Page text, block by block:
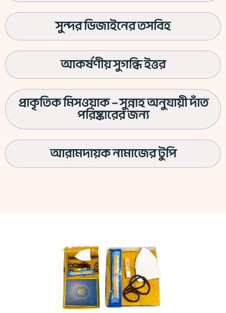
সুন্দর ডিজাইনের তসবিহ
আকর্ষণীয় সুগন্ধি ইত্তর
প্রাকৃতিক মিসওয়াক – সুন্নাহ অনুযায়ী দাঁত
পরিষ্কারের জন্য
আরামদায়ক নামাজের টুপি